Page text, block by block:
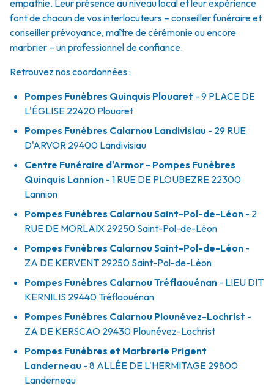
empathie. Leur présence au niveau local et leur expérience
font de chacun de vos interlocuteurs – conseiller funéraire et
conseiller prévoyance, maître de cérémonie ou encore
marbrier – un professionnel de confiance.
Retrouvez nos coordonnées :
Pompes Funèbres Quinquis Plouaret - 9 PLACE DE
L'ÉGLISE 22420 Plouaret
Pompes Funèbres Calarnou Landivisiau - 29 RUE
D'ARVOR 29400 Landivisiau
Centre Funéraire d'Armor - Pompes Funèbres
Quinquis Lannion - 1 RUE DE PLOUBEZRE 22300
Lannion
Pompes Funèbres Calarnou Saint-Pol-de-Léon - 2
RUE DE MORLAIX 29250 Saint-Pol-de-Léon
Pompes Funèbres Calarnou Saint-Pol-de-Léon -
ZA DE KERVENT 29250 Saint-Pol-de-Léon
Pompes Funèbres Calarnou Tréflaouénan - LIEU DIT
KERNILIS 29440 Tréflaouénan
Pompes Funèbres Calarnou Plounévez-Lochrist -
ZA DE KERSCAO 29430 Plounévez-Lochrist
Pompes Funèbres et Marbrerie Prigent
Landerneau - 8 ALLÉE DE L'HERMITAGE 29800
Landerneau